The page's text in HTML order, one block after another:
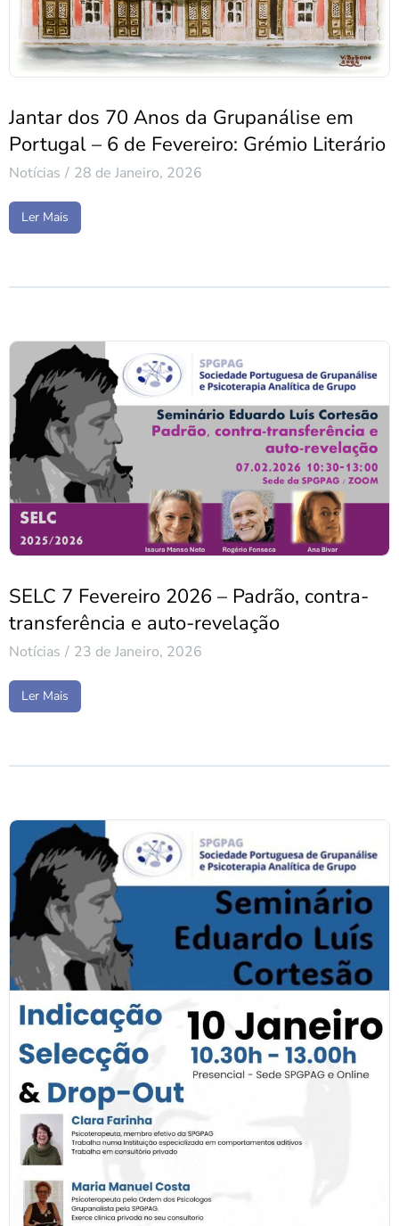
Jantar dos 70 Anos da Grupanálise em
Portugal – 6 de Fevereiro: Grémio Literário
Notícias 28 de Janeiro, 2026
Ler Mais
SELC 7 Fevereiro 2026 – Padrão, contra-
transferência e auto-revelação
Notícias 23 de Janeiro, 2026
Ler Mais